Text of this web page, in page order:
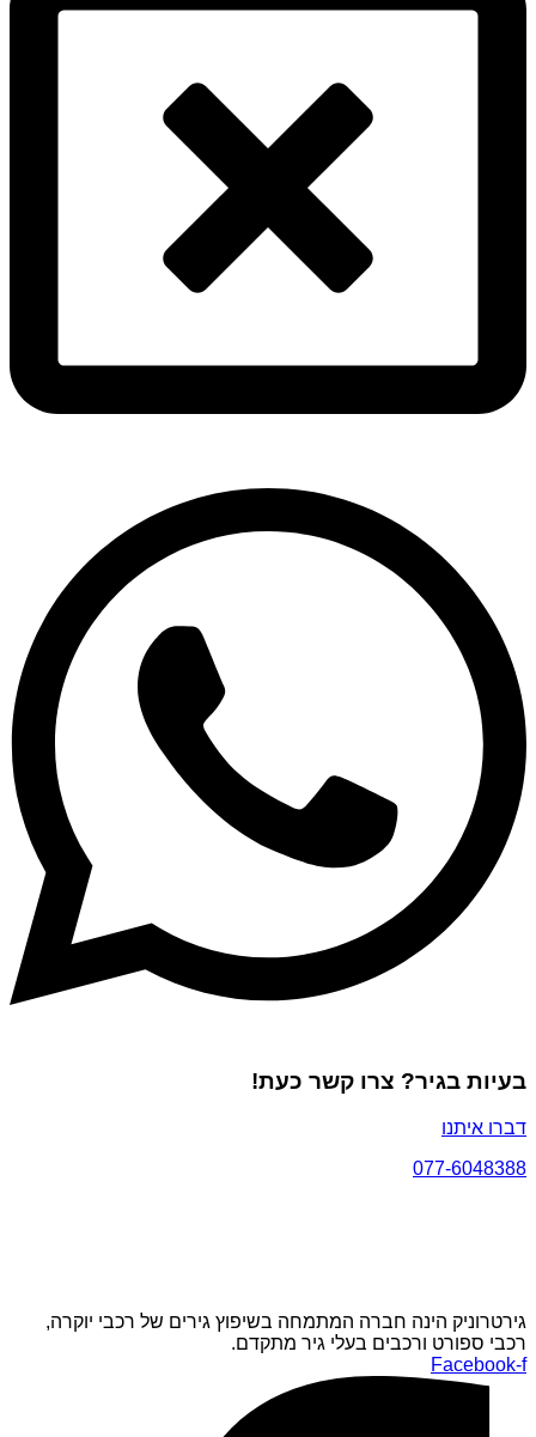
בעיות בגיר? צרו קשר כעת!
דברו איתנו
077-6048388
גירטרוניק הינה חברה המתמחה בשיפוץ גירים של רכבי יוקרה,
רכבי ספורט ורכבים בעלי גיר מתקדם.
Facebook-f